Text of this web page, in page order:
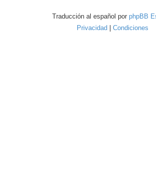
Traducción al español por phpBB
Privacidad
Condiciones